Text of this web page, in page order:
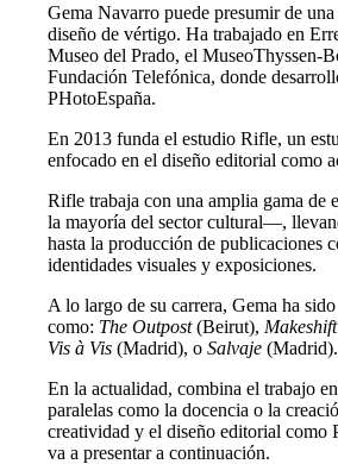
Gema Navarro puede presumir de
diseño de vértigo. Ha trabajado en
Museo del Prado, el MuseoThyssen-
Fundación Telefónica, donde
PHotoEspaña.
En 2013 funda el estudio Rifle, un
enfocado en el diseño editorial como
Rifle trabaja con una amplia gama de
la mayoría del sector cultural—,
hasta la producción de publicaciones
identidades visuales y exposiciones.
A lo largo de su carrera, Gema ha
como: The Outpost(Beirut), Makeshift
Vis à Vis (Madrid), o Salvaje (Madrid).
En la actualidad, combina el trabajo
paralelas como la docencia o la
creatividad y el diseño editorial como
va a presentar a continuación.